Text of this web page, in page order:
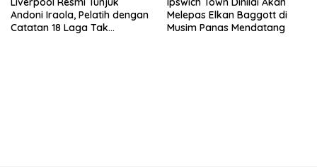
Andoni Iraola, Pelatih dengan
Catatan 18 Laga Tak
Melepas Elkan Baggott di
Musim Panas Mendatang